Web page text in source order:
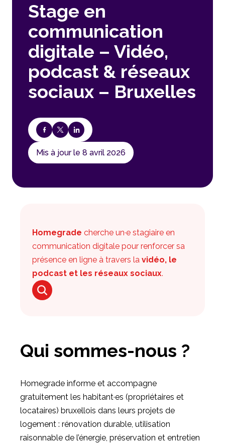
Stage en
communication
digitale – Vidéo,
podcast & réseaux
sociaux – Bruxelles
Mis à jour le 8 avril 2026
Homegrade cherche un·e stagiaire en
communication digitale pour renforcer sa
présence en ligne à travers la vidéo, le
podcast et les réseaux sociaux.
Qui sommes-nous ?
Homegrade informe et accompagne
gratuitement les habitant·es (propriétaires et
locataires) bruxellois dans leurs projets de
logement : rénovation durable, utilisation
raisonnable de l’énergie, préservation et entretien